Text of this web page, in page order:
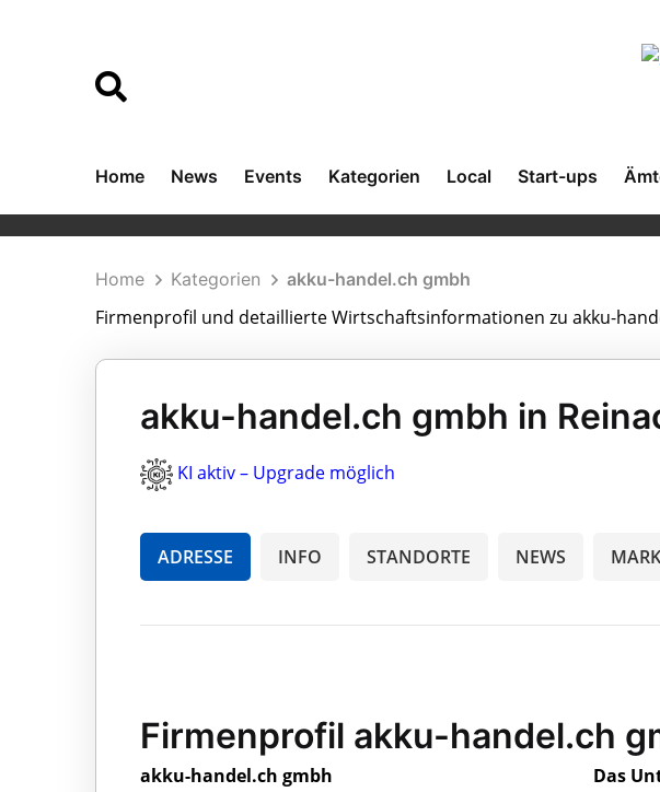
Home News Events Kategorien Local Start-ups
Home Kategorien akku-handel.ch gmbh
Firmenprofil und detaillierte Wirtschaftsinformationen zu akku-
akku-handel.ch gmbh in
KI aktiv – Upgrade möglich
ADRESSE INFO STANDORTE NEWS
Firmenprofil akku-handel.ch
akku-handel.ch gmbh
Das